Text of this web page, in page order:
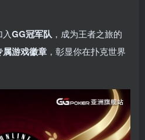
GG冠军队 ，成为王者之旅的
属游戏徽章 ，彰显你在扑克世界